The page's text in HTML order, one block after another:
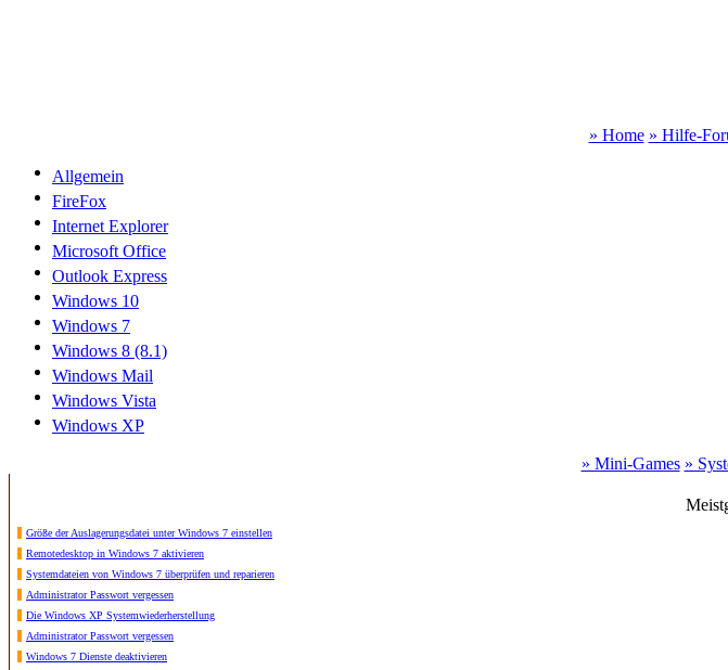
» Home » Hilfe-
Allgemein
FireFox
Internet Explorer
Microsoft Office
Outlook Express
Windows 10
Windows 7
Windows 8 (8.1)
Windows Mail
Windows Vista
Windows XP
» Mini-Games »
Größe der Auslagerungsdatei unter Windows 7 einstellen
Remotedesktop in Windows 7 aktivieren
Systemdateien von Windows 7 überprüfen und reparieren
Administrator Passwort vergessen
Die Windows XP Systemwiederherstellung
Administrator Passwort vergessen
Windows 7 Dienste deaktivieren